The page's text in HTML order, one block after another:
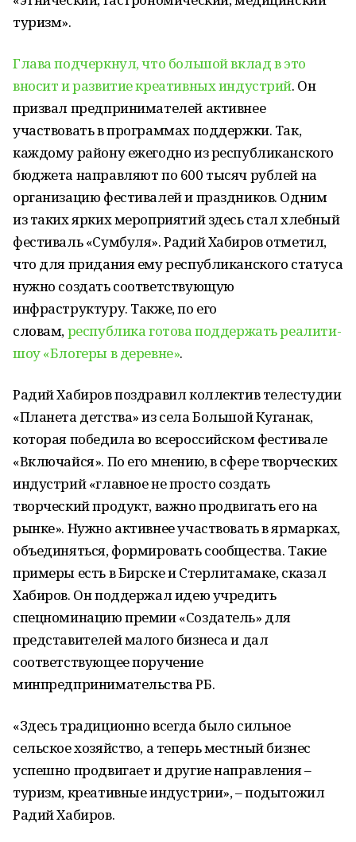
туризм».
Глава подчеркнул, что большой вклад в это
вносит и развитие креативных индустрий. Он
призвал предпринимателей активнее
участвовать в программах поддержки. Так,
каждому району ежегодно из республиканского
бюджета направляют по 600 тысяч рублей на
организацию фестивалей и праздников. Одним
из таких ярких мероприятий здесь стал хлебный
фестиваль «Сумбуля». Радий Хабиров отметил,
что для придания ему республиканского статуса
нужно создать соответствующую
инфраструктуру. Также, по его
словам,республика готова поддержать реалити-
шоу «Блогеры в деревне».
Радий Хабиров поздравил коллектив телестудии
«Планета детства» из села Большой Куганак,
которая победила во всероссийском фестивале
«Включайся». По его мнению, в сфере творческих
индустрий «главное не просто создать
творческий продукт, важно продвигать его на
рынке». Нужно активнее участвовать в ярмарках,
объединяться, формировать сообщества. Такие
примеры есть в Бирске и Стерлитамаке, сказал
Хабиров. Он поддержал идею учредить
спецноминацию премии «Создатель» для
представителей малого бизнеса и дал
соответствующее поручение
минпредпринимательства РБ.
«Здесь традиционно всегда было сильное
сельское хозяйство, а теперь местный бизнес
успешно продвигает и другие направления –
туризм, креативные индустрии», – подытожил
Радий Хабиров.